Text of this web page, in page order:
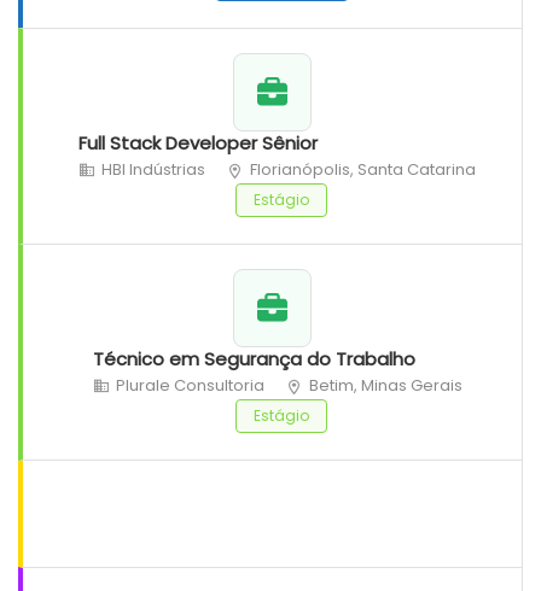
Full Stack Developer Sênior
HBI Indústrias Florianópolis, Santa Catarina
Estágio
Técnico em Segurança do Trabalho
Plurale Consultoria Betim, Minas Gerais
Estágio